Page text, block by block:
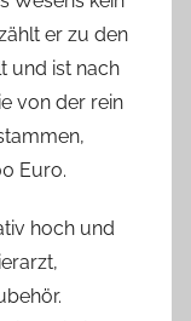
er zu den
und ist nach
von der rein
Euro.
hoch und